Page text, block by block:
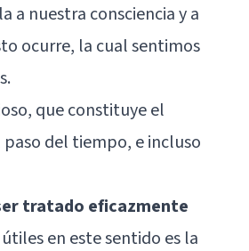
a nuestra consciencia y a
ocurre, la cual sentimos
que constituye el
del tiempo, e incluso
tratado eficazmente
en este sentido es la